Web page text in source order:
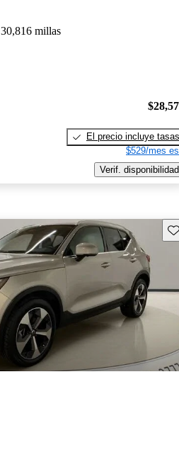
30,816 millas
El precio incluye tasas
$529/mes
Verif. disponibilidad